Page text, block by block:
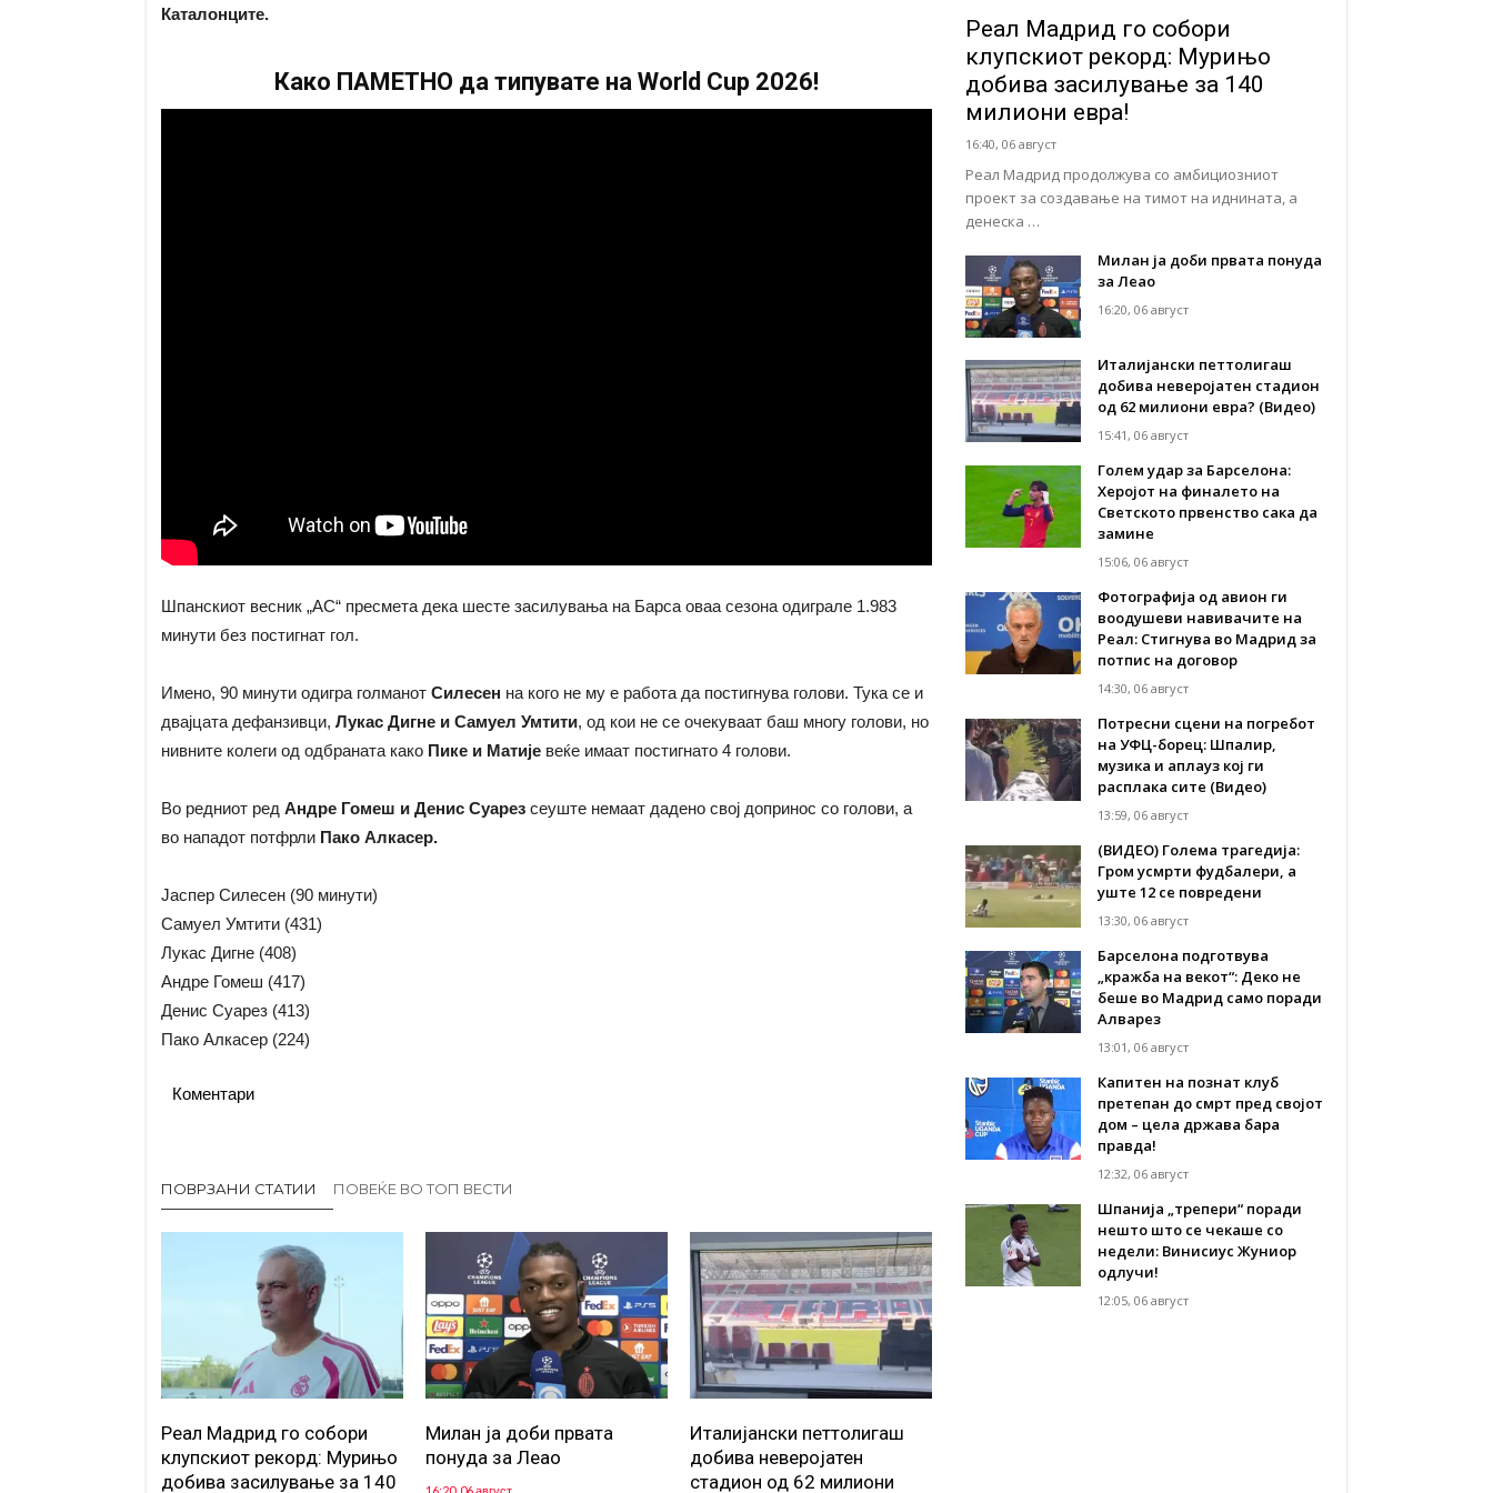
Каталонците.
Како ПАМЕТНО да типувате на World Cup 2026!
Шпанскиот весник „АС“ пресмета дека шесте засилувања на Барса оваа сезона одиграле 1.983
минути без постигнат гол.
Имено, 90 минути одигра голманотСилесен на кого не му е работа да постигнува голови. Тука се и
двајцата дефанзивци, Лукас Дигне и Самуел Умтити, од кои не се очекуваат баш многу голови, но
нивните колеги од одбраната како Пике и Матијевеќе имаат постигнато 4 голови.
Во редниот ред Андре Гомеш и Денис Суарезсеуште немаат дадено свој допринос со голови, а
во нападот потфрли Пако Алкасер.
Јаспер Силесен (90 минути)
Самуел Умтити (431)
Лукас Дигне (408)
Андре Гомеш (417)
Денис Суарез (413)
Пако Алкасер (224)
Коментари
ПОВРЗАНИ СТАТИИ ПОВЕЌЕ ВО ТОП ВЕСТИ
Реал Мадрид го собори
клупскиот рекорд: Мурињо
добива засилување за 140
Милан ја доби првата
понуда за Леао
Италијански петтолигаш
добива неверојатен
стадион од 62 милиони
Реал Мадрид го собори
клупскиот рекорд: Мурињо
добива засилување за 140
милиони евра!
16:40, 06 август
Реал Мадрид продолжува со амбициозниот
проект за создавање на тимот на иднината, а
денеска …
Милан ја доби првата понуда
за Леао
16:20, 06 август
Италијански петтолигаш
добива неверојатен стадион
од 62 милиони евра? (Видео)
15:41, 06 август
Голем удар за Барселона:
Херојот на финалето на
Светското првенство сака да
замине
15:06, 06 август
Фотографија од авион ги
воодушеви навивачите на
Реал: Стигнува во Мадрид за
потпис на договор
14:30, 06 август
Потресни сцени на погребот
на УФЦ-борец: Шпалир,
музика и аплауз кој ги
расплака сите (Видео)
13:59, 06 август
(ВИДЕО) Голема трагедија:
Гром усмрти фудбалери, а
уште 12 се повредени
13:30, 06 август
Барселона подготвува
„кражба на векот“: Деко не
беше во Мадрид само поради
Алварез
13:01, 06 август
Капитен на познат клуб
претепан до смрт пред својот
дом – цела држава бара
правда!
12:32, 06 август
Шпанија „трепери“ поради
нешто што се чекаше со
недели: Винисиус Жуниор
одлучи!
12:05, 06 август